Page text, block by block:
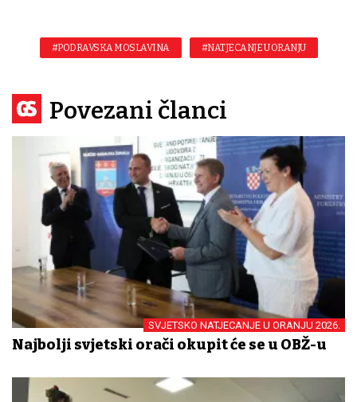
#PODRAVSKA MOSLAVINA #NATJECANJE U ORANJU
Povezani članci
SVJETSKO NATJECANJE U ORANJU 2026.
Najbolji svjetski orači okupit će se u OBŽ-u